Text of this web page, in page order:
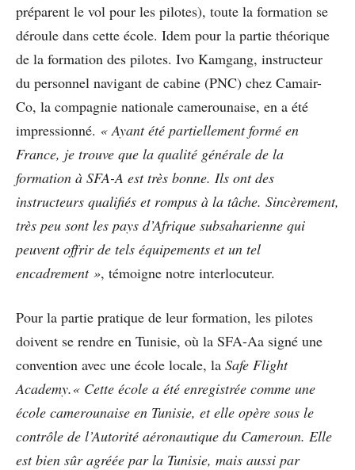
préparent le vol pour les pilotes), toute la formation se
déroule dans cette école. Idem pour la partie théorique
de la formation des pilotes. Ivo Kamgang, instructeur
du personnel navigant de cabine (PNC) chez Camair-
Co, la compagnie nationale camerounaise, en a été
impressionné. « Ayant été partiellement formé en
France, je trouve que la qualité générale de la
formation à SFA-A est très bonne. Ils ont des
instructeurs qualifiés et rompus à la tâche. Sincèrement,
très peu sont les pays d’Afrique subsaharienne qui
peuvent offrir de tels équipements et un tel
encadrement », témoigne notre interlocuteur.
Pour la partie pratique de leur formation, les pilotes
doivent se rendre en Tunisie, où la SFA-Aa signé une
convention avec une école locale, la Safe Flight
Academy.« Cette école a été enregistrée comme une
école camerounaise en Tunisie, et elle opère sous le
contrôle de l’Autorité aéronautique du Cameroun. Elle
est bien sûr agréée par la Tunisie, mais aussi par